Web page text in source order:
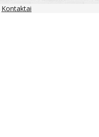
Kontaktai